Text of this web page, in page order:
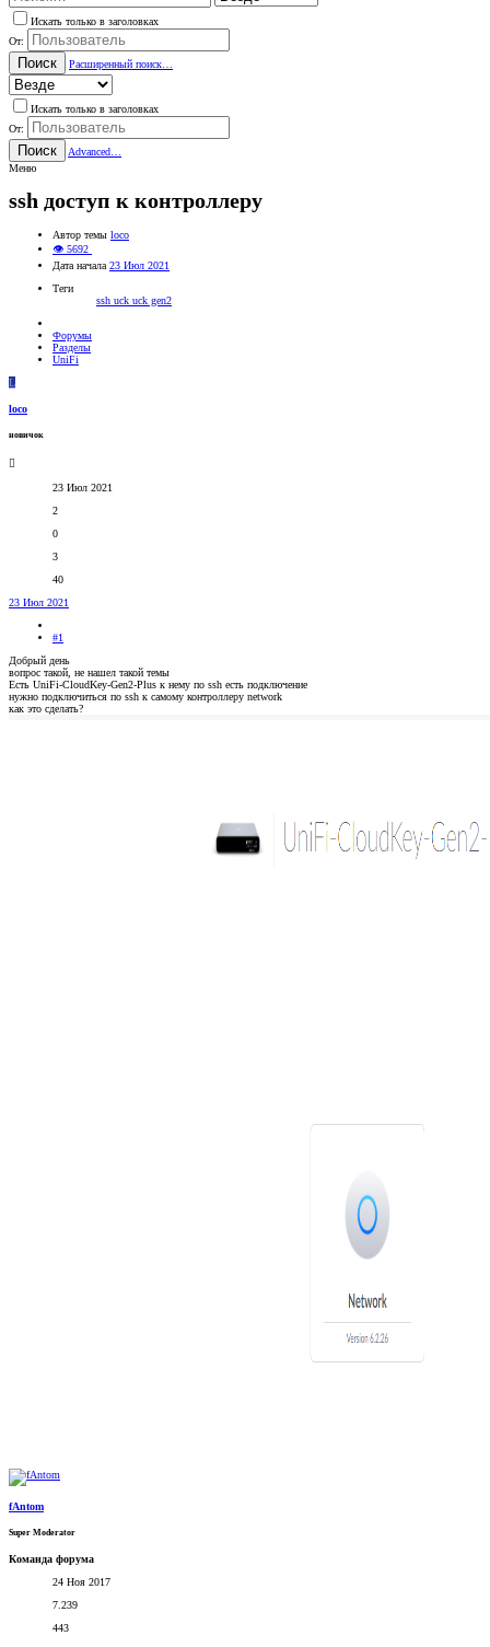
Искать только в заголовках
От:
Поиск Расширенный поиск…
Искать только в заголовках
От:
Поиск
Advanced…
Меню
ssh доступ к контроллеру
Автор темы loco
👁 5692
Дата начала 23 Июл 2021
Теги
ssh uck uck gen2
Форумы
Разделы
UniFi
L
loco
новичок
23 Июл 2021
2
0
3
40
23 Июл 2021
#1
Добрый день
вопрос такой, не нашел такой темы
Есть UniFi-CloudKey-Gen2-Plus к нему по ssh есть подключение
нужно подключиться по ssh к самому контроллеру network
как это сделать?
fAntom
Super Moderator
Команда форума
24 Ноя 2017
7.239
443